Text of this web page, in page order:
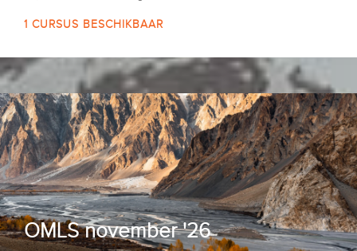
1 CURSUS BESCHIKBAAR
OMLS november '26